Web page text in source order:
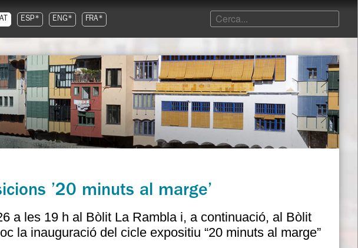
ESP* ENG* FRA*
’20 minuts al marge’
a les 19 h al Bòlit La Rambla i, a continuació, al Bòlit
la inauguració del cicle expositiu “20 minuts al marge”